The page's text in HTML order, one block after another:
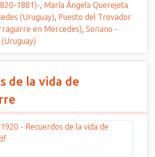
1881)-, María Ángela Querejeta
(Uruguay), Puesto del Trovador
en Mercedes), Soriano -
de la vida de